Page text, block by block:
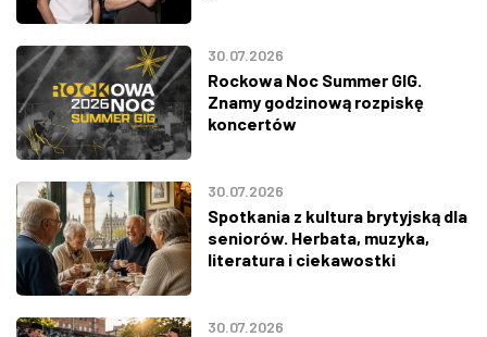
30.07.2026
Rockowa Noc Summer GIG.
Znamy godzinową rozpiskę
koncertów
30.07.2026
Spotkania z kultura brytyjską dla
seniorów. Herbata, muzyka,
literatura i ciekawostki
30.07.2026